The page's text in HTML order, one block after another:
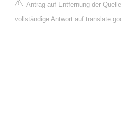
Antrag auf Entfernung der Quelle
vollständige Antwort auf